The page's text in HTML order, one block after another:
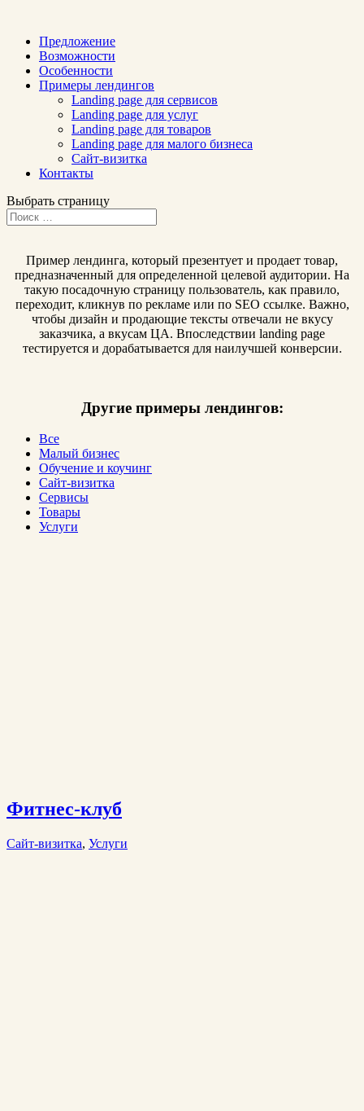
Предложение
Возможности
Особенности
Примеры лендингов
Landing page для сервисов
Landing page для услуг
Landing page для товаров
Landing page для малого бизнеса
Сайт-визитка
Контакты
Выбрать страницу
Пример лендинга, который презентует и продает товар,
предназначенный для определенной целевой аудитории. На
такую посадочную страницу пользователь, как правило,
переходит, кликнув по рекламе или по SEO ссылке. Важно,
чтобы дизайн и продающие тексты отвечали не вкусу
заказчика, а вкусам ЦА. Впоследствии landing page
тестируется и дорабатывается для наилучшей конверсии.
Другие примеры лендингов:
Все
Малый бизнес
Обучение и коучинг
Сайт-визитка
Сервисы
Товары
Услуги
Фитнес-клуб
Сайт-визитка, Услуги